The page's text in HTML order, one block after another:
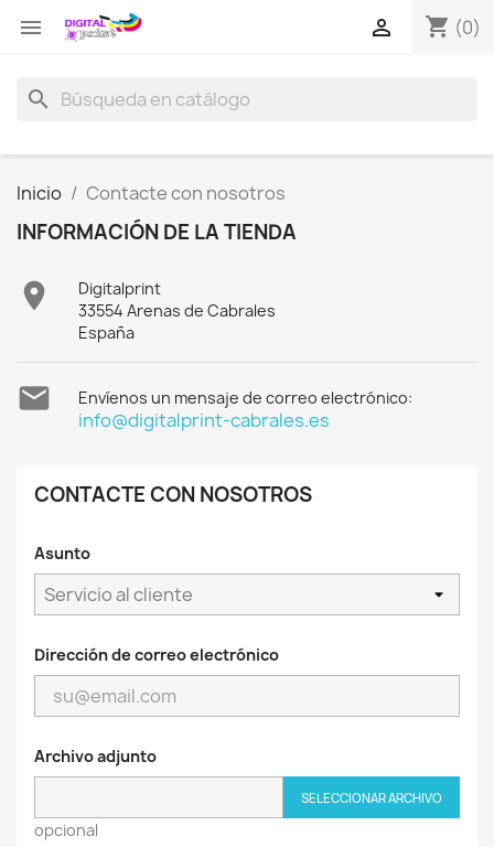
 shopping_cart (0)

search
Inicio Contacte con nosotros
INFORMACIÓN DE LA TIENDA

Digitalprint
33554 Arenas de Cabrales
España
 Envíenos un mensaje de correo electrónico:
info@digitalprint-cabrales.es
CONTACTE CON NOSOTROS
Asunto
Dirección de correo electrónico
Archivo adjunto
SELECCIONAR ARCHIVO
opcional